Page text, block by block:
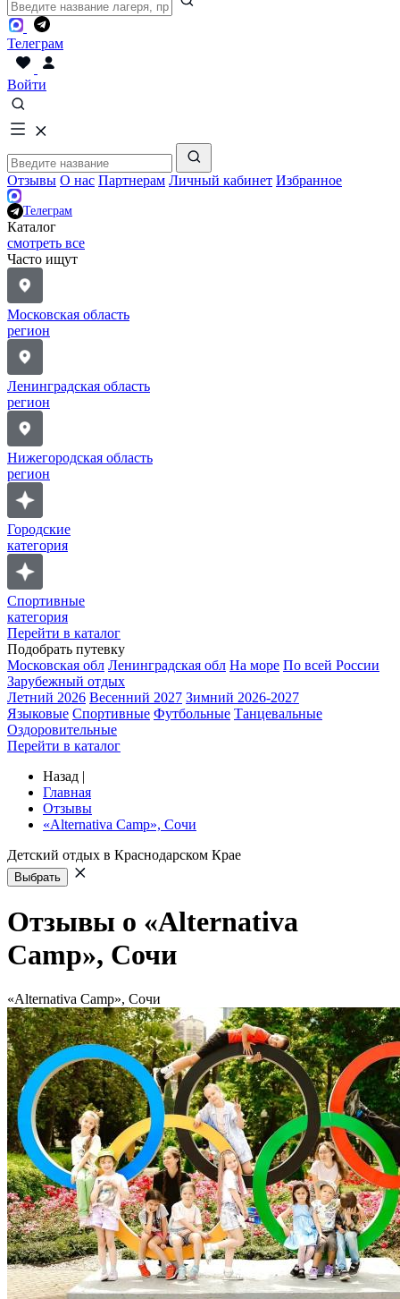
Телеграм
Войти
Отзывы О нас Партнерам Личный кабинет Избранное
Телеграм
Каталог
смотреть все
Часто ищут
Московская область
регион
Ленинградская область
регион
Нижегородская область
регион
Городские
категория
Спортивные
категория
Перейти в каталог
Подобрать путевку
Московская обл Ленинградская обл На море По всей России
Зарубежный отдых
Летний 2026 Весенний 2027 Зимний 2026-2027
Языковые Спортивные Футбольные Танцевальные
Оздоровительные
Перейти в каталог
Назад |
Главная
Отзывы
«Alternativa Camp», Сочи
Детский отдых в Краснодарском Крае
Выбрать
Отзывы о «Alternativa
Camp», Сочи
«Alternativa Camp», Сочи